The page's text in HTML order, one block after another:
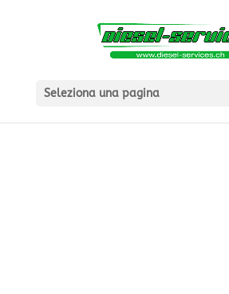
Seleziona una pagina